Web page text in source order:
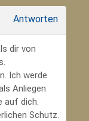
Antworten
dir von
Ich werde
Anliegen
auf dich.
Schutz.